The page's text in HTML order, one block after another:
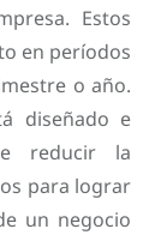
Estos
en períodos
o año.
diseñado e
reducir la
para lograr
un negocio